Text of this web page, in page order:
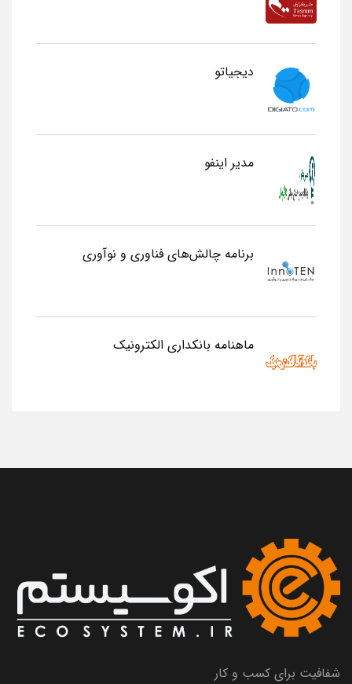
دیجیاتو
مدیر اینفو
برنامه چالش‌های فناوری و نوآوری
ماهنامه بانکداری الکترونیک
شفافیت برای کسب و کار